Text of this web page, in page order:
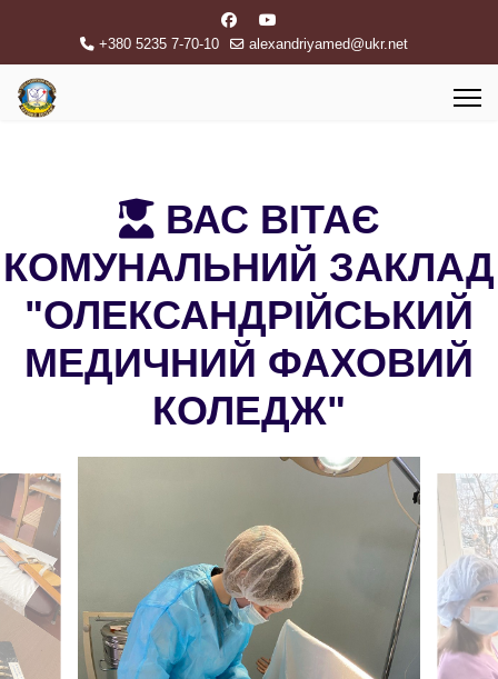
+380 5235 7-70-10 alexandriyamed@ukr.net
ВАС ВІТАЄ
КОМУНАЛЬНИЙ ЗАКЛАД
"ОЛЕКСАНДРІЙСЬКИЙ
МЕДИЧНИЙ ФАХОВИЙ
КОЛЕДЖ"